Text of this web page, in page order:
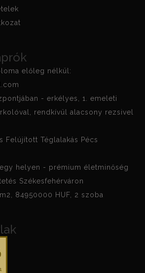
előleg nélkül:
- erkélyes, 1. emeleti
rendkívül alacsony rezsivel
Felújított Téglalakás Pécs
helyen - prémium életminőség
Székesfehérváron
84950000 HUF, 2 szoba